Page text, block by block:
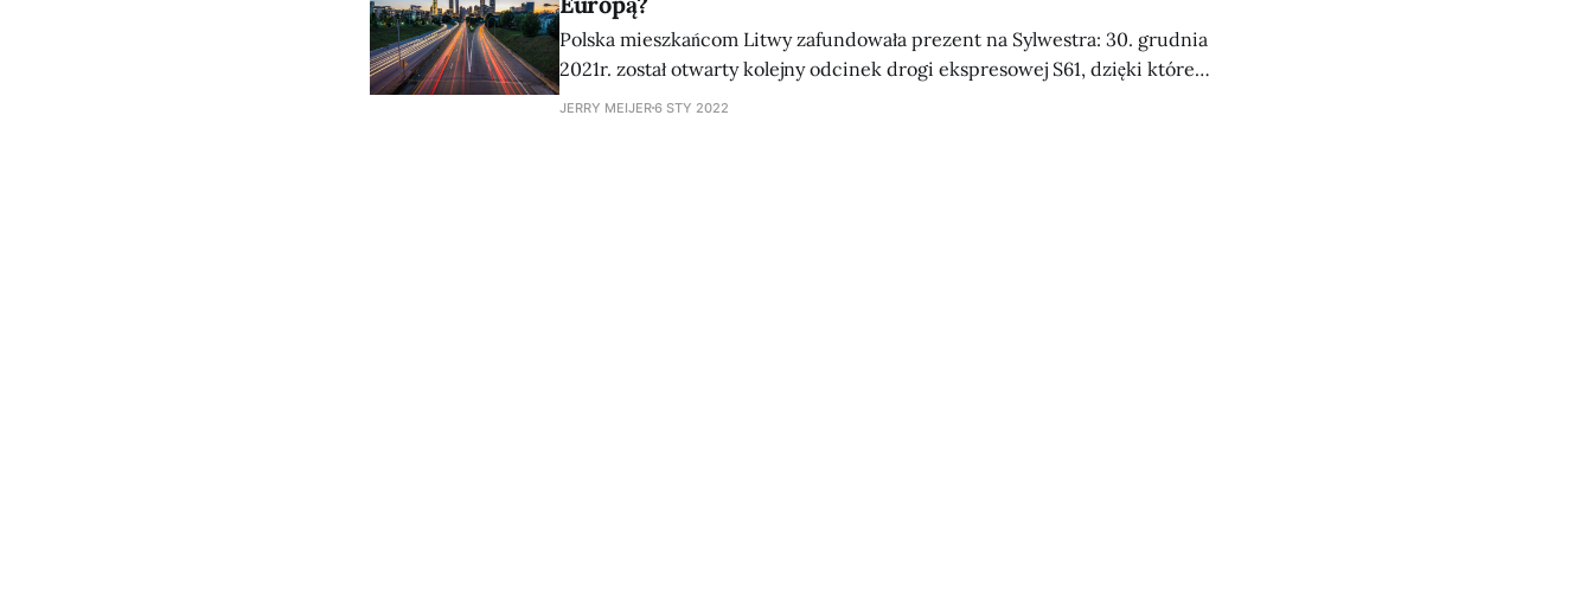
Polska mieszkańcom Litwy zafundowała prezent na Sylwestra: 30. grudnia
2021r. został otwarty kolejny odcinek drogi ekspresowej S61, dzięki któremu
szybciej i bezpieczniej dojedziemy z Litwy dojedziemy do Ełku, na
JERRY MEIJER6 STY 2022